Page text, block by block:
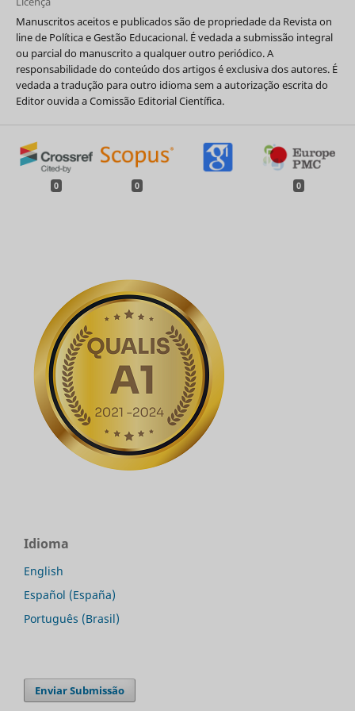
Manuscritos aceitos e publicados são de propriedade da Revista on
line de Política e Gestão Educacional. É vedada a submissão integral
ou parcial do manuscrito a qualquer outro periódico. A
responsabilidade do conteúdo dos artigos é exclusiva dos autores. É
vedada a tradução para outro idioma sem a autorização escrita do
Editor ouvida a Comissão Editorial Científica.
0 0 0
Idioma
English
Español (España)
Português (Brasil)
Enviar Submissão